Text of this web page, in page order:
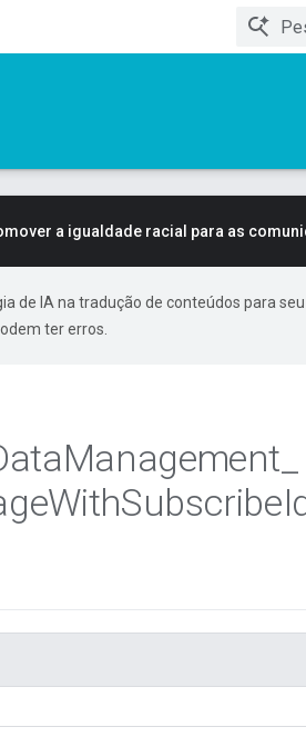
a igualdade racial para as
de IA na tradução de conteúdos para seu
ter erros.
Management
WithSubscribe